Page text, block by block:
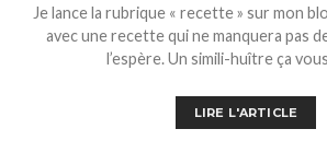
Je lance la rubrique « recette » sur mon
avec une recette qui ne manquera pas
l’espère. Un simili-huître ça
LIRE L'ARTICLE